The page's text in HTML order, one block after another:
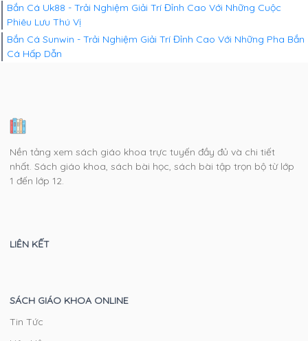
Bắn Cá Uk88 - Trải Nghiệm Giải Trí Đỉnh Cao Với Những Cuộc
Phiêu Lưu Thú Vị
Bắn Cá Sunwin - Trải Nghiệm Giải Trí Đỉnh Cao Với Những Pha Bắn
Cá Hấp Dẫn
Nền tảng xem sách giáo khoa trực tuyến đầy đủ và chi tiết
nhất. Sách giáo khoa, sách bài học, sách bài tập trọn bộ từ lớp
1 đến lớp 12.
LIÊN KẾT
SÁCH GIÁO KHOA ONLINE
Tin Tức